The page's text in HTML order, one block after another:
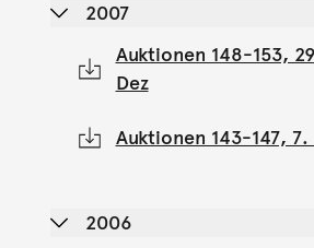
2007
Auktionen 148-153,
Dez
Auktionen 143-147,
2006